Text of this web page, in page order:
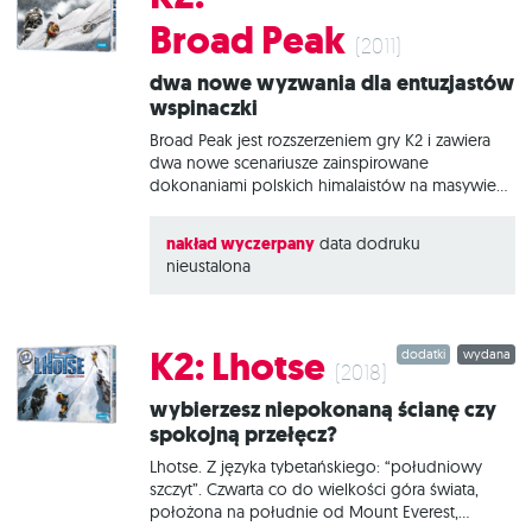
zadbać o kondycję naszych wspinaczy oraz ich
zaadaptowanie do zmiennych warunków
pogodowych. W pudełku K2: Big Box oprócz
Broad Peak (2011)
Dwa nowe wyzwania dla entuzjastów
wspinaczki
Broad Peak jest rozszerzeniem gry K2 i zawiera
dwa nowe scenariusze zainspirowane
dokonaniami polskich himalaistów na masywie
czynią rozgrywkę różnorodną i pasjonującą. W
1984 Krzysztof Wielicki jako pierwszy człowiek w
do niej po 21 i pół godzinie jako zdobywca
Broad Peak. Scenariusz „Bieg na szczyt”
odwzorowuje to wydarzenie, a trasa na planszy
oparta jest na szlaku jaki przebył Wielicki. „Bieg
na szczyt” jest scenariuszem szybkim i pełnym
napięcia. Wyprawa
nakład wyczerpany data dodruku
nieustalona
wydana
dodatki
K2: Lhotse (2018)
Wybierzesz niepokonaną ścianę czy
spokojną przełęcz?
Lhotse. Z języka tybetańskiego: “południowy
szczyt”. Czwarta co do wielkości góra świata,
położona na południe od Mount Everest,